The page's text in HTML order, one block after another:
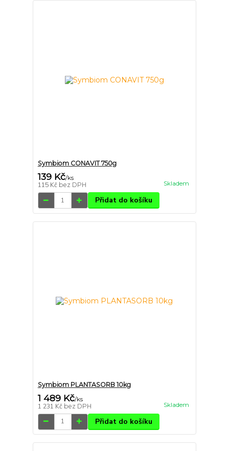
Symbiom CONAVIT 750g
139 Kč/ks
115 Kč bez DPH Skladem
Přidat do košíku
Symbiom PLANTASORB 10kg
1 489 Kč/ks
1 231 Kč bez DPH Skladem
Přidat do košíku